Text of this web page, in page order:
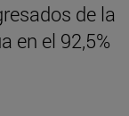
de la
en el 92,5%